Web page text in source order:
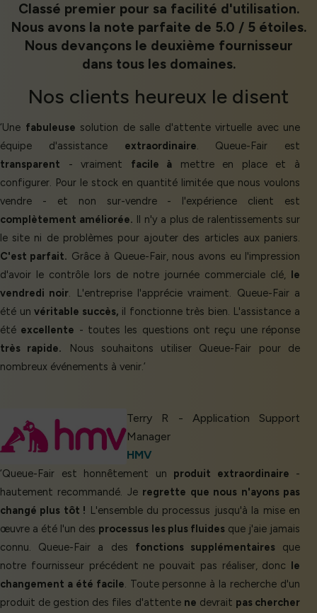
Classé premier pour sa facilité d'utilisation.
Nous avons la note parfaite de 5.0 / 5 étoiles.
Nous devançons le deuxième fournisseur
dans tous les domaines.
Nos clients heureux le disent
‘Une fabuleuse solution de salle d'attente virtuelle avec une
équipe d'assistance extraordinaire. Queue-Fair est
transparent - vraiment facile à mettre en place et à
configurer. Pour le stock en quantité limitée que nous voulons
vendre - et non sur-vendre - l'expérience client est
complètement améliorée. Il n'y a plus de ralentissements sur
le site ni de problèmes pour ajouter des articles aux paniers.
C'est parfait. Grâce à Queue-Fair, nous avons eu l'impression
d'avoir le contrôle lors de notre journée commerciale clé, le
vendredi noir. L'entreprise l'apprécie vraiment. Queue-Fair a
été unvéritable succès, il fonctionne très bien. L'assistance a
été excellente - toutes les questions ont reçu une réponse
très rapide. Nous souhaitons utiliser Queue-Fair pour de
nombreux événements à venir.’
Terry R - Application Support
Manager
HMV
‘Queue-Fair est honnêtement un produit extraordinaire -
hautement recommandé. Je regrette que nous n'ayons pas
changé plus tôt ! L'ensemble du processus jusqu'à la mise en
œuvre a été l'un des processus les plus fluidesque j'aie jamais
connu. Queue-Fair a des fonctions supplémentairesque
notre fournisseur précédent ne pouvait pas réaliser, donc le
changement a été facile. Toute personne à la recherche d'un
produit de gestion des files d'attente ne devrait pas chercher